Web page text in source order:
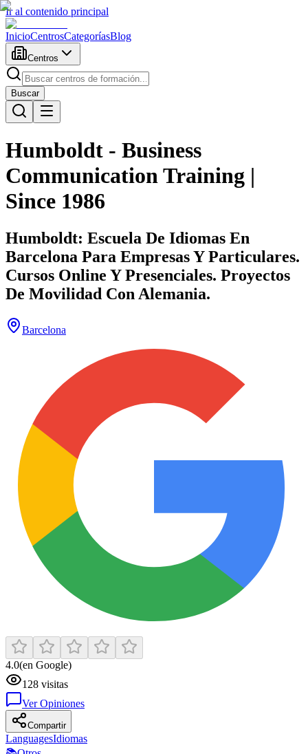
Ir al contenido principal
InicioCentrosCategoríasBlog
Centros
Buscar
Humboldt - Business
Communication Training |
Since 1986
Humboldt: Escuela De Idiomas En
Barcelona Para Empresas Y Particulares.
Cursos Online Y Presenciales. Proyectos
De Movilidad Con Alemania.
Barcelona
4.0(en Google)
128 visitas
Ver Opiniones
Compartir
LanguagesIdiomas